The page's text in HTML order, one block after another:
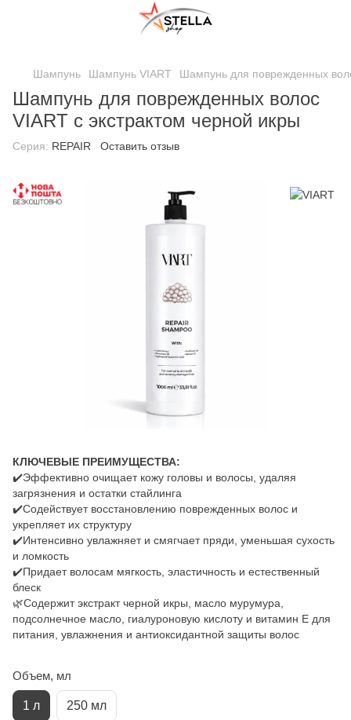
Шампунь Шампунь VIART Шампунь для поврежденных
Шампунь для поврежденных волос
VIART с экстрактом черной икры
Серия: REPAIR Оставить отзыв
КЛЮЧЕВЫЕ ПРЕИМУЩЕСТВА:
✔️Эффективно очищает кожу головы и волосы, удаляя
загрязнения и остатки стайлинга
✔️Содействует восстановлению поврежденных волос и
укрепляет их структуру
✔️Интенсивно увлажняет и смягчает пряди, уменьшая сухость
и ломкость
✔️Придает волосам мягкость, эластичность и естественный
блеск
🌿Содержит экстракт черной икры, масло мурумура,
подсолнечное масло, гиалуроновую кислоту и витамин E для
питания, увлажнения и антиоксидантной защиты волос
Объем, мл
1 л 250 мл